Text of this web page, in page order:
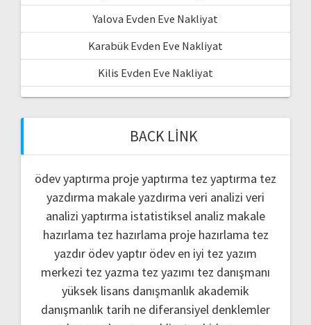
Yalova Evden Eve Nakliyat
Karabük Evden Eve Nakliyat
Kilis Evden Eve Nakliyat
BACK LINK
ödev yaptırma proje yaptırma tez yaptırma tez
yazdırma makale yazdırma veri analizi veri
analizi yaptırma istatistiksel analiz makale
hazırlama tez hazırlama proje hazırlama tez
yazdır ödev yaptır ödev en iyi tez yazım
merkezi tez yazma tez yazımı tez danışmanı
yüksek lisans danışmanlık akademik
danışmanlık tarih ne diferansiyel denklemler